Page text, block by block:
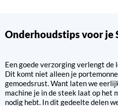
Onderhoudstips voor
Een goede verzorging verlengt de
Dit komt niet alleen je
gemoedsrust. Want laten we
machine je in de steek laat op het
nodig hebt. In dit gedeelte delen